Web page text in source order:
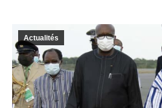
Actualités